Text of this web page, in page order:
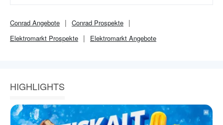
Conrad Angebote Conrad Prospekte
Elektromarkt Prospekte Elektromarkt Angebote
HIGHLIGHTS